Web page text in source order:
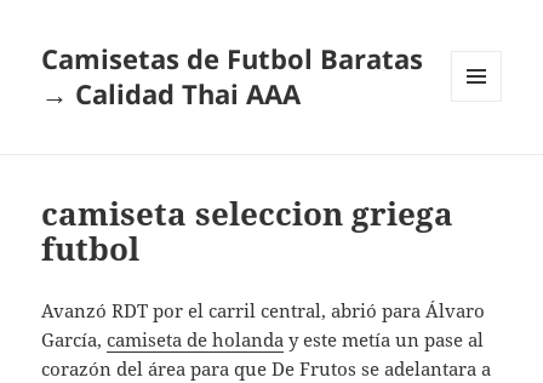
Camisetas de Futbol Baratas
→ Calidad Thai AAA
camiseta seleccion griega
futbol
Avanzó RDT por el carril central, abrió para Álvaro
García,camiseta de holanda y este metía un pase al
corazón del área para que De Frutos se adelantara a